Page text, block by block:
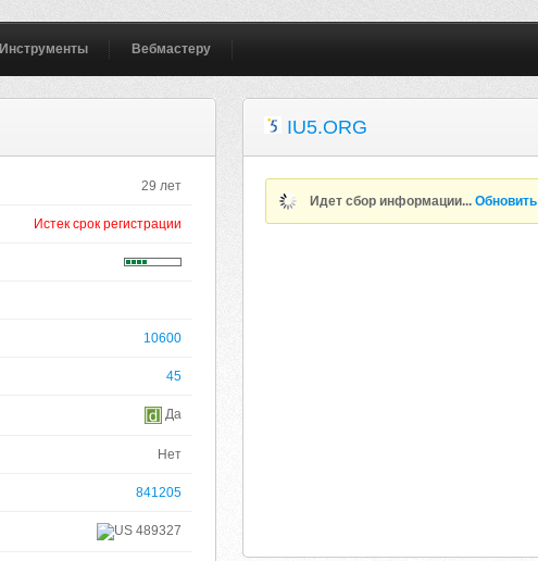
Инструменты Вебмастеру
29 лет
Истек срок регистрации
10600
45
Да
Нет
841205
489327
IU5.ORG
Идет сбор информации...Обновить